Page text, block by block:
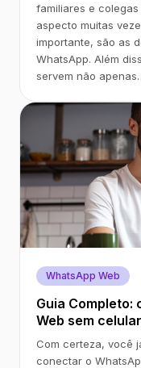
familiares e
aspecto muitas
importante, são as
WhatsApp. Além
servem não
WhatsApp Web
Guia Completo:
Web sem
Com certeza, você
conectar o